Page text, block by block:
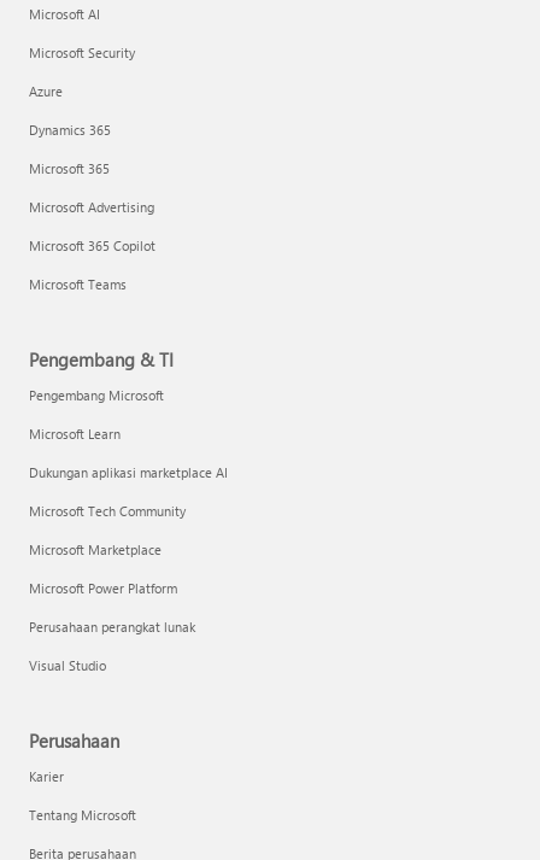
Microsoft AI
Microsoft Security
Azure
Dynamics 365
Microsoft 365
Microsoft Advertising
Microsoft 365 Copilot
Microsoft Teams
Pengembang & TI
Pengembang Microsoft
Microsoft Learn
Dukungan aplikasi marketplace AI
Microsoft Tech Community
Microsoft Marketplace
Microsoft Power Platform
Perusahaan perangkat lunak
Visual Studio
Perusahaan
Karier
Tentang Microsoft
Berita perusahaan